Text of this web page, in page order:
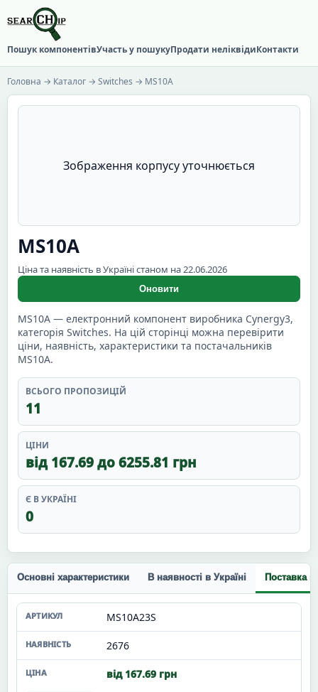
Пошук компонентівУчасть у пошукуПродати неліквідиКонтакти
Головна → Каталог → Switches → MS10A
Зображення корпусу уточнюється
MS10A
Ціна та наявність в Україні станом на 22.06.2026
Оновити
MS10A — електронний компонент виробника Cynergy3,
категорія Switches. На цій сторінці можна перевірити
ціни, наявність, характеристики та постачальників
MS10A.
ВСЬОГО ПРОПОЗИЦІЙ
11
ЦІНИ
від 167.69 до 6255.81 грн
Є В УКРАЇНІ
0
Основні характеристики В наявності в Україні Поставка
MS10A23S
2676
від 167.69 грн